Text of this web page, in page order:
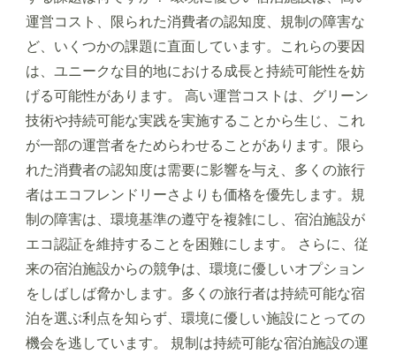
運営コスト、限られた消費者の認知度、規制の障害な
ど、いくつかの課題に直面しています。これらの要因
は、ユニークな目的地における成長と持続可能性を妨
げる可能性があります。 高い運営コストは、グリーン
技術や持続可能な実践を実施することから生じ、これ
が一部の運営者をためらわせることがあります。限ら
れた消費者の認知度は需要に影響を与え、多くの旅行
者はエコフレンドリーさよりも価格を優先します。規
制の障害は、環境基準の遵守を複雑にし、宿泊施設が
エコ認証を維持することを困難にします。 さらに、従
来の宿泊施設からの競争は、環境に優しいオプション
をしばしば脅かします。多くの旅行者は持続可能な宿
泊を選ぶ利点を知らず、環境に優しい施設にとっての
機会を逃しています。 規制は持続可能な宿泊施設の運